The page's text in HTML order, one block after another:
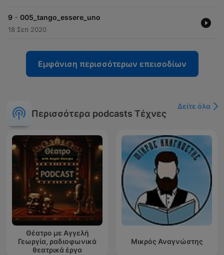
9 - 005_tango_essere_uno
18 Σεπ 2020
Εμφάνιση περισσότερων επεισοδίων
Περισσότερα podcasts Τέχνες
Δείτε όλα
Θέατρο με Αγγελή
Γεωργία, ραδιοφωνικά
θεατρικά έργα
Μικρός Αναγνώστης